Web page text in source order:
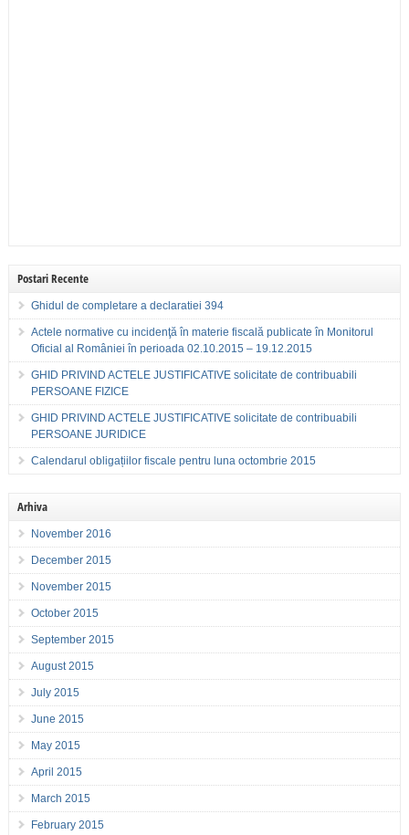
Postari Recente
Ghidul de completare a declaratiei 394
Actele normative cu incidenţă în materie fiscală publicate în Monitorul
Oficial al României în perioada 02.10.2015 – 19.12.2015
GHID PRIVIND ACTELE JUSTIFICATIVE solicitate de contribuabili
PERSOANE FIZICE
GHID PRIVIND ACTELE JUSTIFICATIVE solicitate de contribuabili
PERSOANE JURIDICE
Calendarul obligațiilor fiscale pentru luna octombrie 2015
Arhiva
November 2016
December 2015
November 2015
October 2015
September 2015
August 2015
July 2015
June 2015
May 2015
April 2015
March 2015
February 2015